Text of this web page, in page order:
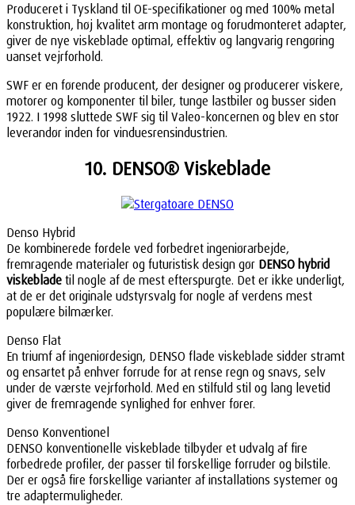
Produceret i Tyskland til OE-specifikationer og med 100% metal
konstruktion, høj kvalitet arm montage og forudmonteret adapter,
giver de nye viskeblade optimal, effektiv og langvarig rengøring
uanset vejrforhold.
SWF er en førende producent, der designer og producerer viskere,
motorer og komponenter til biler, tunge lastbiler og busser siden
1922. I 1998 sluttede SWF sig til Valeo-koncernen og blev en stor
leverandør inden for vinduesrensindustrien.
10. DENSO® Viskeblade
Denso Hybrid
De kombinerede fordele ved forbedret ingeniørarbejde,
fremragende materialer og futuristisk design gør DENSO hybrid
viskeblade til nogle af de mest efterspurgte. Det er ikke underligt,
at de er det originale udstyrsvalg for nogle af verdens mest
populære bilmærker.
Denso Flat
En triumf af ingeniørdesign, DENSO flade viskeblade sidder stramt
og ensartet på enhver forrude for at rense regn og snavs, selv
under de værste vejrforhold. Med en stilfuld stil og lang levetid
giver de fremragende synlighed for enhver fører.
Denso Konventionel
DENSO konventionelle viskeblade tilbyder et udvalg af fire
forbedrede profiler, der passer til forskellige forruder og bilstile.
Der er også fire forskellige varianter af installations systemer og
tre adaptermuligheder.